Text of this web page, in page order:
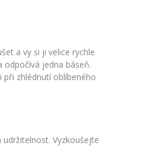
a vy si ji velice rychle
odpočívá jedna báseň.
při zhlédnutí oblíbeného
Vyzkoušejte